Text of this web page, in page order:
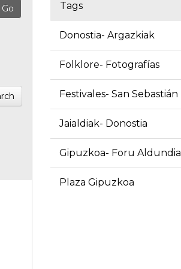
Tags
Donostia- Argazkiak
Folklore- Fotografías
Festivales- San Sebastián
Jaialdiak- Donostia
Gipuzkoa- Foru Aldundia
Plaza Gipuzkoa